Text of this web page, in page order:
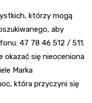
którzy mogą
aby
47 78 46 512 / 511.
okazać się nieoceniona
Marka
która przyczyni się